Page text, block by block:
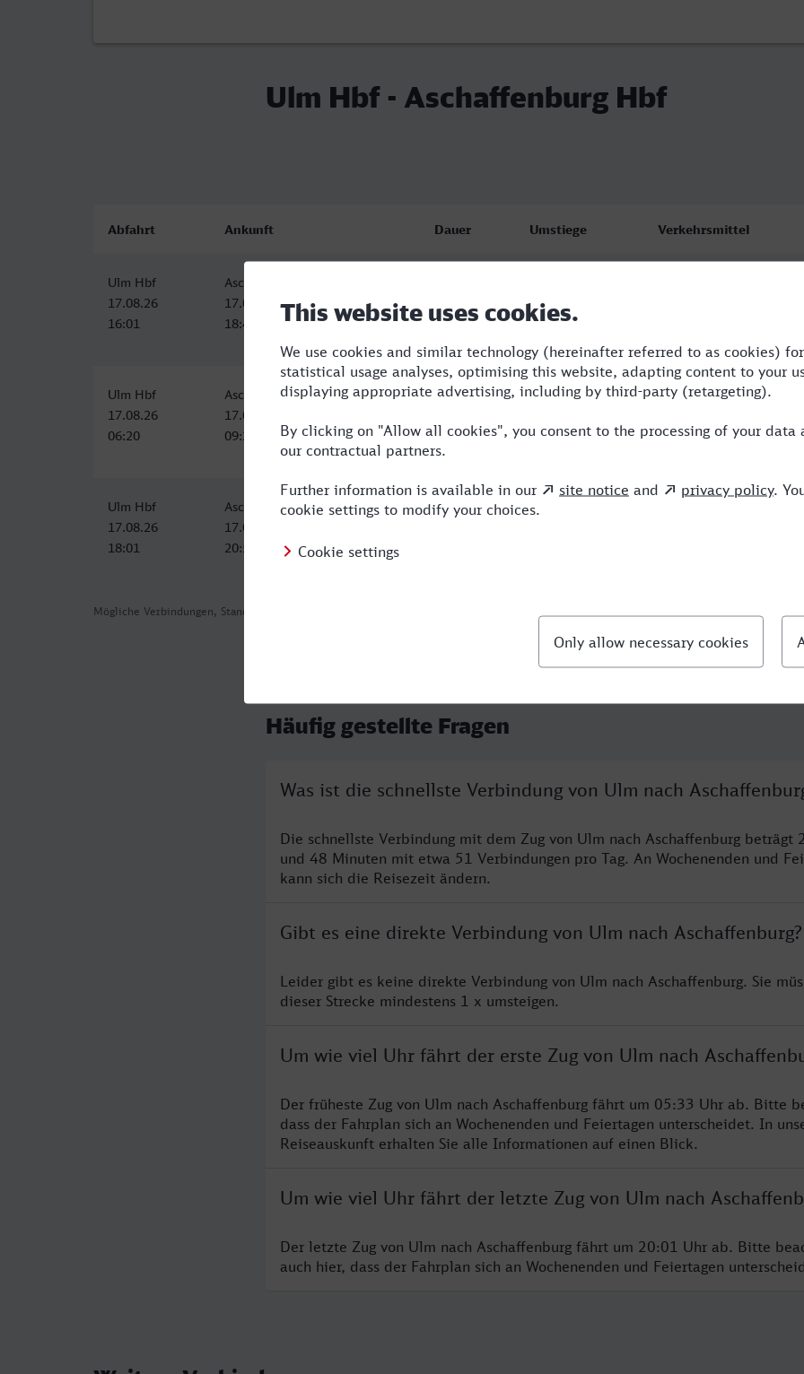
Ulm Hbf - Aschaffenburg Hbf
Mögliche Verbindungen, Stand: 2026-08-03 02:13
Abfahrt Ankunft Dauer Umstiege Verkehrsmittel
Ulm Hbf
17.08.26
16:01
Aschaffenburg Hbf
17.08.26
18:49
Ulm Hbf
17.08.26
06:20
Aschaffenburg Hbf
17.08.26
09:24
3:04 3 ARV,ICE
Ulm Hbf
17.08.26
18:01
Aschaffenburg Hbf
17.08.26
20:50
2:49 1
Häufig gestellte Fragen
Was ist die schnellste Verbindung von Ulm nach
Die schnellste Verbindung mit dem Zug von Ulm nach Aschaffenburg beträgt
und 48 Minuten mit etwa 51 Verbindungen pro Tag. An Wochenenden und
kann sich die Reisezeit ändern.
Gibt es eine direkte Verbindung von Ulm nach Aschaffenburg?
Leider gibt es keine direkte Verbindung von Ulm nach Aschaffenburg. Sie
dieser Strecke mindestens 1 x umsteigen.
Um wie viel Uhr fährt der erste Zug von Ulm nach
Der früheste Zug von Ulm nach Aschaffenburg fährt um 05:33 Uhr ab. Bitte
dass der Fahrplan sich an Wochenenden und Feiertagen unterscheidet. In
Reiseauskunft erhalten Sie alle Informationen auf einen Blick.
Um wie viel Uhr fährt der letzte Zug von Ulm nach
Der letzte Zug von Ulm nach Aschaffenburg fährt um 20:01 Uhr ab. Bitte
auch hier, dass der Fahrplan sich an Wochenenden und Feiertagen